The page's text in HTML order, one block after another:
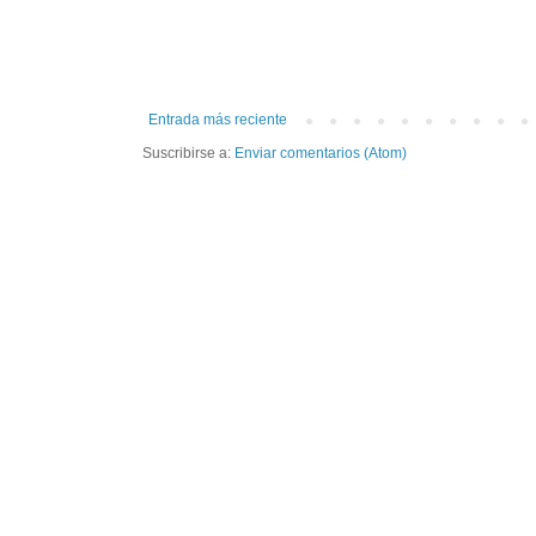
Entrada más reciente
Suscribirse a: Enviar comentarios (Atom)